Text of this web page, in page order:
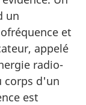
un
et
appelé
radio-
corps d'un
est